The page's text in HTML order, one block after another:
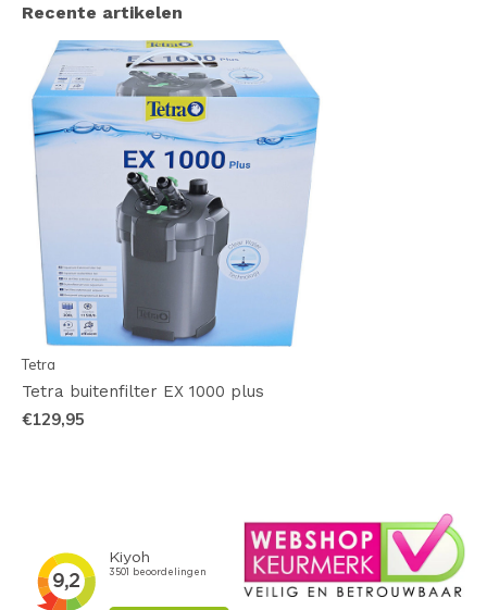
Recente artikelen
Tetra
Tetra buitenfilter EX 1000 plus
€129,95